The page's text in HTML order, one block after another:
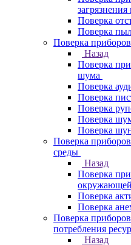
Поверка
Поверка
Поверка
Назад
Поверка
шума
Поверка
Поверка
Поверка
Поверка
Поверка
Поверка
среды
Назад
Поверка
Поверка
Поверка
Поверка
потребления
Назад